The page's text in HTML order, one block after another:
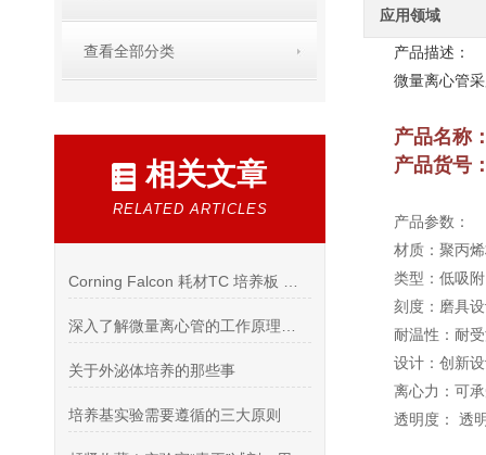
查看全部分类
相关文章
RELATED ARTICLES
关于外泌体培养的那些事
培养基实验需要遵循的三大原则
应用领域
产品描述：
微量离心管
产品名称
产品货号
产品参数：
材质：聚丙
类型：低吸附
刻度：磨具
耐温性：耐
设计：创新
离心力：可
透明度： 透